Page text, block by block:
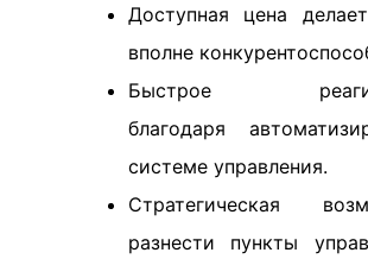
Доступная цена
вполне
Быстрое
благодаря
системе управления.
Стратегическая
разнести пункты